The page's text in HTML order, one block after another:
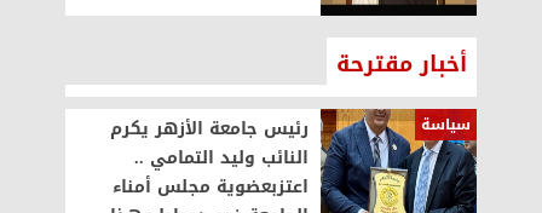
أخبار مقترحة
سياسة
رئيس جامعة الأزهر يكرم
النائب وليد التمامي ..
اعتزبعضوية مجلس أمناء